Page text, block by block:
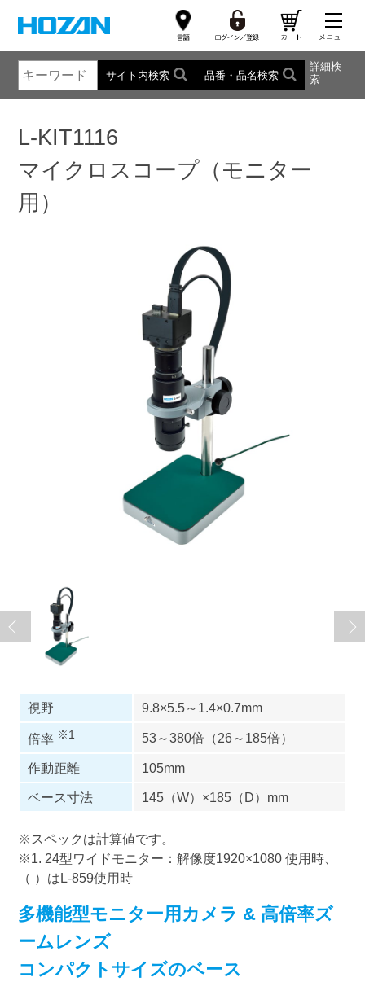
サイト内検索 品番・品名検索
詳細検
索
L-KIT1116
マイクロスコープ（モニター
用）
視野 9.8×5.5～1.4×0.7mm
倍率 ※1 53～380倍（26～185倍）
作動距離
105mm
ベース寸法
145（W）×185（D）mm
※スペックは計算値です。
※1. 24型ワイドモニター：解像度1920×1080 使用時、
（ ）はL-859使用時
多機能型モニター用カメラ & 高倍率ズ
ームレンズ
コンパクトサイズのベース